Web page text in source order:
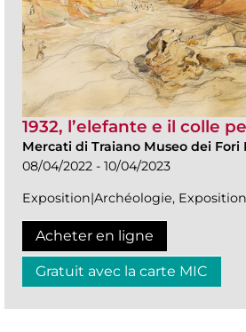
1932, l’elefante e il colle
Mercati di Traiano Museo dei Fori
08/04/2022 - 10/04/2023
Exposition|Archéologie,
Acheter en ligne
Gratuit avec la carte MIC